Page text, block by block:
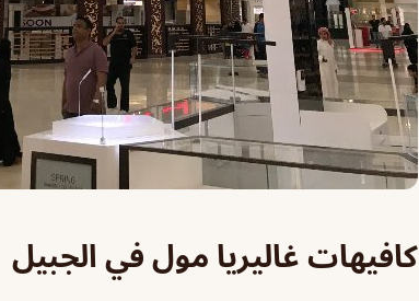
كافيهات غاليريا مول في الجبيل